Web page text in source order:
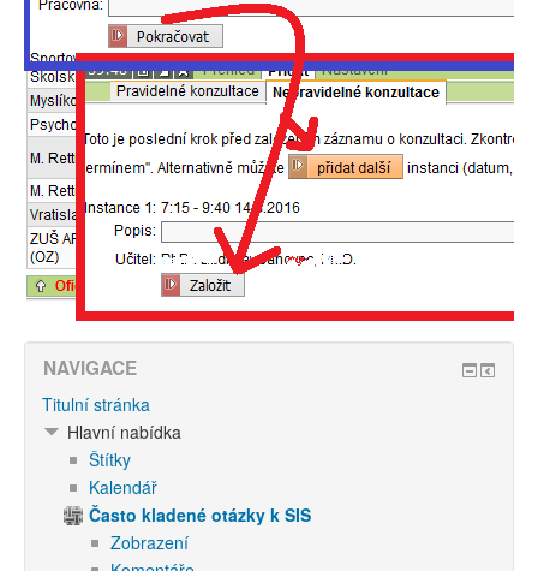
NAVIGACE
Titulní stránka
Hlavní nabídka
Štítky
Kalendář
Často kladené otázky k SIS
Zobrazení